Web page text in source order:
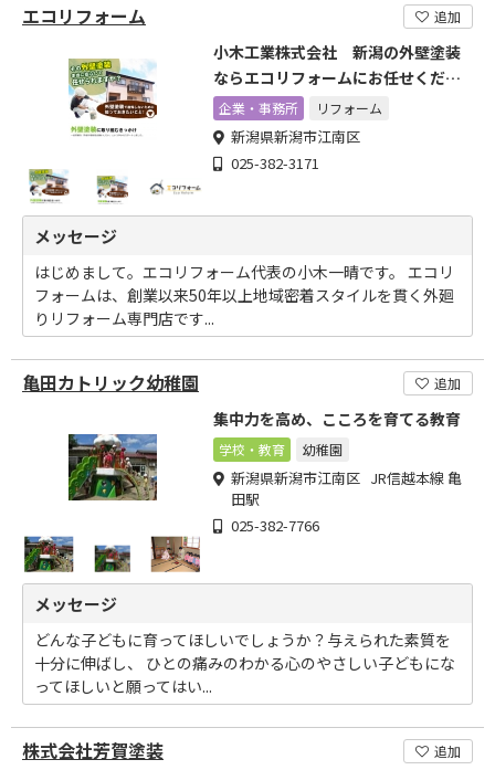
エコリフォーム 追加
小木工業株式会社 新潟の外壁塗装
ならエコリフォームにお任せくださ
い企業・事務所 リフォーム
新潟県新潟市江南区
025-382-3171
メッセージ
はじめまして。エコリフォーム代表の小木一晴です。 エコリ
フォームは、創業以来50年以上地域密着スタイルを貫く外廻
りリフォーム専門店です...
亀田カトリック幼稚園 追加
集中力を高め、こころを育てる教育
学校・教育 幼稚園
新潟県新潟市江南区 JR信越本線 亀
田駅
025-382-7766
メッセージ
どんな子どもに育ってほしいでしょうか？与えられた素質を
十分に伸ばし、 ひとの痛みのわかる心のやさしい子どもにな
ってほしいと願ってはい...
株式会社芳賀塗装 追加